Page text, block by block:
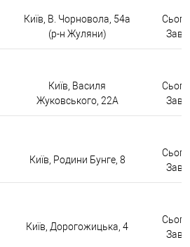
Київ, В. Чорновола, 54а
(р-н Жуляни)
Київ, Василя
Жуковського, 22А
Київ, Родини Бунге, 8
Київ, Дорогожицька, 4